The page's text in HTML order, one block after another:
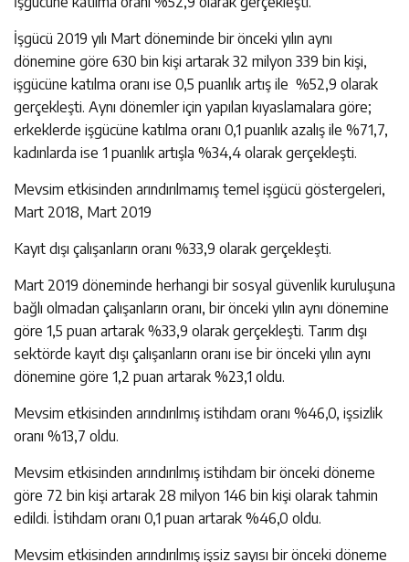
İşgücü 2019 yılı Mart döneminde bir önceki yılın aynı
dönemine göre 630 bin kişi artarak 32 milyon 339 bin kişi,
işgücüne katılma oranı ise 0,5 puanlık artış ile %52,9 olarak
gerçekleşti. Aynı dönemler için yapılan kıyaslamalara göre;
erkeklerde işgücüne katılma oranı 0,1 puanlık azalış ile %71,7,
kadınlarda ise 1 puanlık artışla %34,4 olarak gerçekleşti.
Mevsim etkisinden arındırılmamış temel işgücü göstergeleri,
Mart 2018, Mart 2019
Kayıt dışı çalışanların oranı %33,9 olarak gerçekleşti.
Mart 2019 döneminde herhangi bir sosyal güvenlik kuruluşuna
bağlı olmadan çalışanların oranı, bir önceki yılın aynı dönemine
göre 1,5 puan artarak %33,9 olarak gerçekleşti. Tarım dışı
sektörde kayıt dışı çalışanların oranı ise bir önceki yılın aynı
dönemine göre 1,2 puan artarak %23,1 oldu.
Mevsim etkisinden arındırılmış istihdam oranı %46,0, işsizlik
oranı %13,7 oldu.
Mevsim etkisinden arındırılmış istihdam bir önceki döneme
göre 72 bin kişi artarak 28 milyon 146 bin kişi olarak tahmin
edildi. İstihdam oranı 0,1 puan artarak %46,0 oldu.
Mevsim etkisinden arındırılmış işsiz sayısı bir önceki döneme